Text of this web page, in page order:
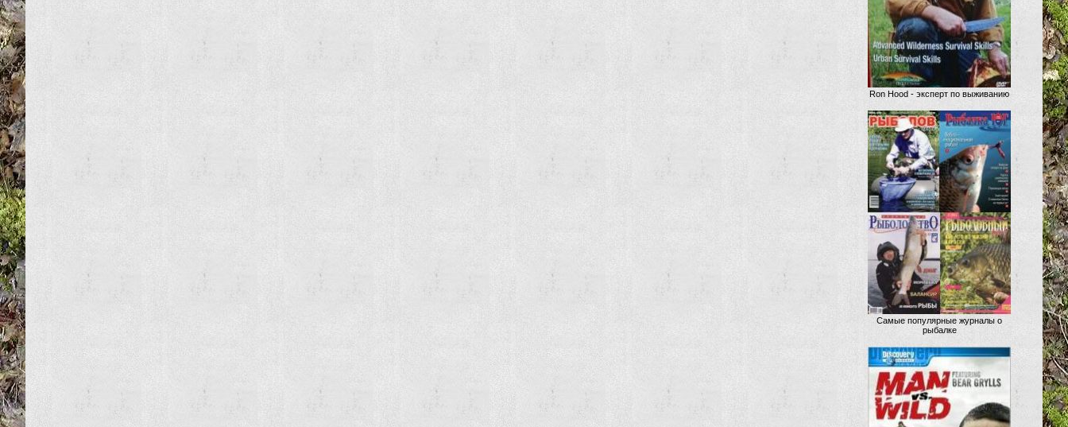
Ron Hood - эксперт по выживанию
Самые популярные журналы о
рыбалке